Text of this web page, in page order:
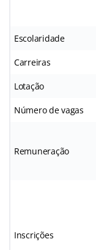
Escolaridade
Carreiras
Lotação
Número de vagas
Remuneração
Inscrições